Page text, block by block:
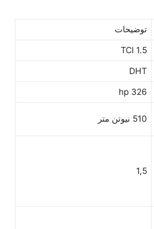
ﺗﻮﺿﻴﺤﺎﺕ
1.5 TCI
DHT
326 hp
510 نیوتن متر
1,5